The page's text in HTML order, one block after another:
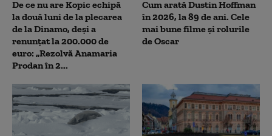
De ce nu are Kopic echipă
la două luni de la plecarea
de la Dinamo, deși a
renunțat la 200.000 de
euro: „Rezolvă Anamaria
Prodan în 2...
Cum arată Dustin Hoffman
în 2026, la 89 de ani. Cele
mai bune filme și rolurile
de Oscar